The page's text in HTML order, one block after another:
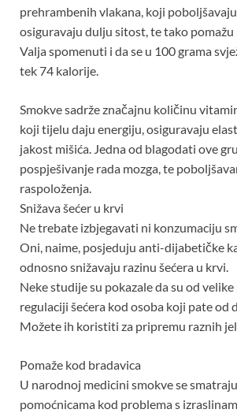
prehrambenih vlakana, koji
osiguravaju dulju sitost, te tako pomažu
Valja spomenuti i da se u 100 grama
tek 74 kalorije.
Smokve sadrže značajnu količinu
koji tijelu daju energiju, osiguravaju
jakost mišića. Jedna od blagodati ove
pospješivanje rada mozga, te
raspoloženja.
Snižava šećer u krvi
Ne trebate izbjegavati ni konzumaciju
Oni, naime, posjeduju anti-dijabetičke
odnosno snižavaju razinu šećera u krvi.
Neke studije su pokazale da su od
regulaciji šećera kod osoba koji pate od
Možete ih koristiti za pripremu raznih
Pomaže kod bradavica
U narodnoj medicini smokve se
pomoćnicama kod problema s